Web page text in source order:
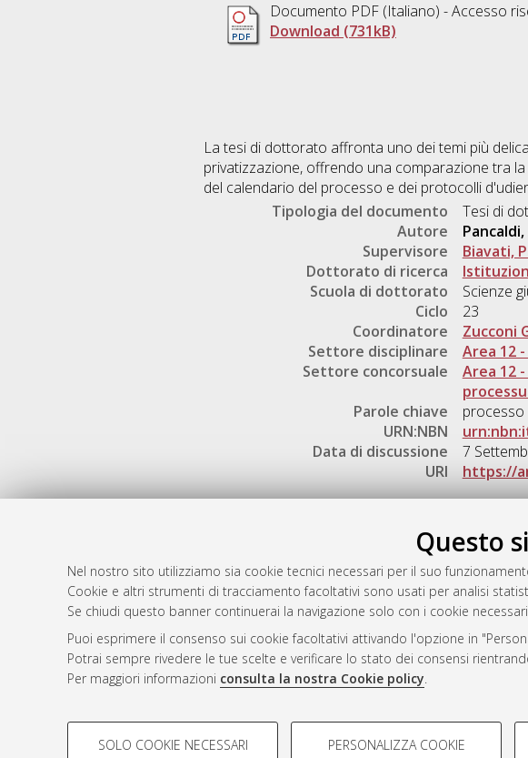
Questo
Nel nostro sito utilizziamo sia cookie tecnici necessari per il suo
Cookie e altri strumenti di tracciamento facoltativi sono usati per analisi
Se chiudi questo banner continuerai la navigazione solo con i cookie
Puoi esprimere il consenso sui cookie facoltativi attivando l'opzione in
Potrai sempre rivedere le tue scelte e verificare lo stato dei consensi
Per maggiori informazioni consulta la nostra Cookie policy.
COOKIE DI PROFILAZIONE - FACOLTATIVI
SOLO COOKIE NECESSARI PERSONALIZZA COOKIE
Documento PDF (Italiano) - Accesso
Download (731kB)
La tesi di dottorato affronta uno dei temi più
privatizzazione, offrendo una comparazione tra
del calendario del processo e dei protocolli
Tipologia del documento
Tesi di
Autore
Supervisore
Biavati,
Dottorato di ricerca
Scuola di dottorato
Scienze
Ciclo
23
Coordinatore
Zucconi
Settore disciplinare
Area 12
Settore concorsuale
Area 12
Parole chiave
processo
URN:NBN
Data di discussione
7
URI
https://
Atom
Rss 1.0
Rss 2.0
AMS Dottorato
ISSN: 2038-7946
Servizio implementato e gestito
Impostazioni Cookie
Informativa sulla privacy
Condizioni d’uso del sito